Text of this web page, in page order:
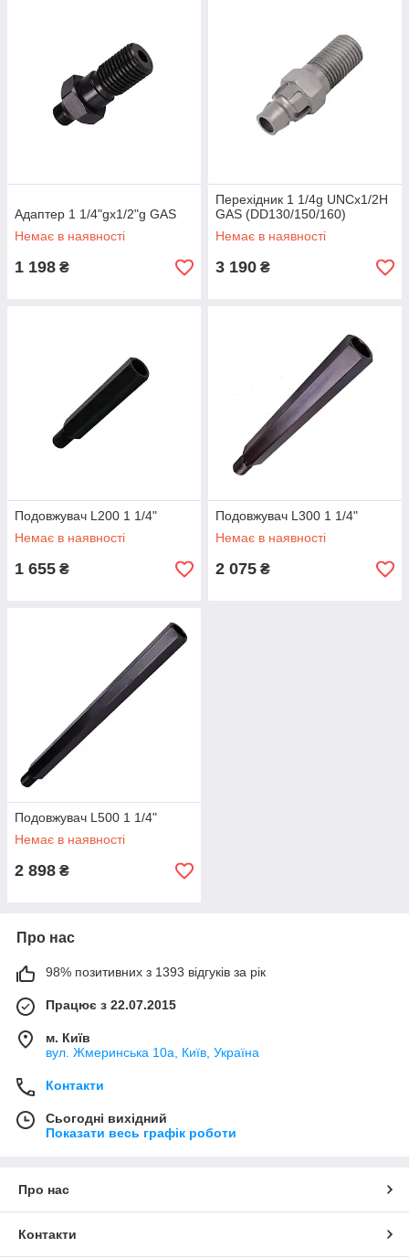
Адаптер 1 1/4"gx1/2"g GAS
Немає в наявності
1 198 ₴
Перехідник 1 1/4g UNCx1/2H
GAS (DD130/150/160)
Немає в наявності
3 190 ₴
Подовжувач L200 1 1/4"
Немає в наявності
1 655 ₴
Подовжувач L300 1 1/4"
Немає в наявності
2 075 ₴
Подовжувач L500 1 1/4"
Немає в наявності
2 898 ₴
Про нас
98% позитивних з 1393 відгуків за рік
Працює з 22.07.2015
м. Київ
вул. Жмеринська 10а, Київ, Україна
Контакти
Сьогодні вихідний
Показати весь графік роботи
Про нас
Контакти